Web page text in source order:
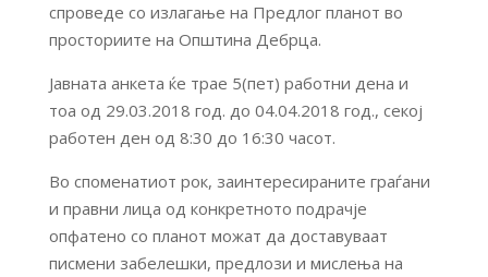
спроведе со излагање на Предлог планот во
просториите на Општина Дебрца.
Јавната анкета ќе трае 5(пет) работни дена и
тоа од 29.03.2018 год. до 04.04.2018 год., секој
работен ден од 8:30 до 16:30 часот.
Во споменатиот рок, заинтересираните граѓани
и правни лица од конкретното подрачје
опфатено со планот можат да доставуваат
писмени забелешки, предлози и мислења на